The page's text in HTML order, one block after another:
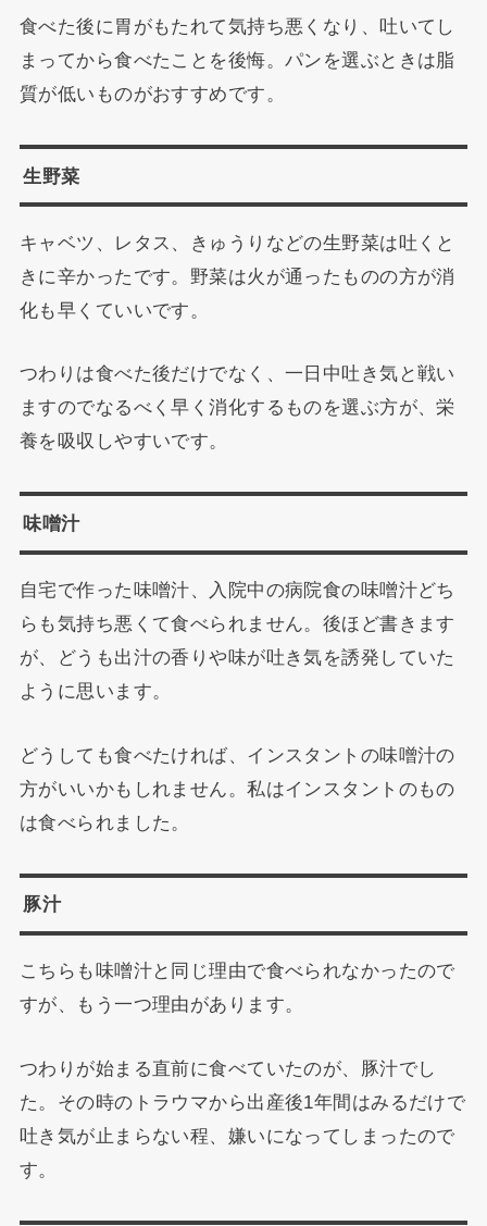
食べた後に胃がもたれて気持ち悪くなり、吐いてし
まってから食べたことを後悔。パンを選ぶときは脂
質が低いものがおすすめです。
生野菜
キャベツ、レタス、きゅうりなどの生野菜は吐くと
きに辛かったです。野菜は火が通ったものの方が消
化も早くていいです。
つわりは食べた後だけでなく、一日中吐き気と戦い
ますのでなるべく早く消化するものを選ぶ方が、栄
養を吸収しやすいです。
味噌汁
自宅で作った味噌汁、入院中の病院食の味噌汁どち
らも気持ち悪くて食べられません。後ほど書きます
が、どうも出汁の香りや味が吐き気を誘発していた
ように思います。
どうしても食べたければ、インスタントの味噌汁の
方がいいかもしれません。私はインスタントのもの
は食べられました。
豚汁
こちらも味噌汁と同じ理由で食べられなかったので
すが、もう一つ理由があります。
つわりが始まる直前に食べていたのが、豚汁でし
た。その時のトラウマから出産後1年間はみるだけで
吐き気が止まらない程、嫌いになってしまったので
す。